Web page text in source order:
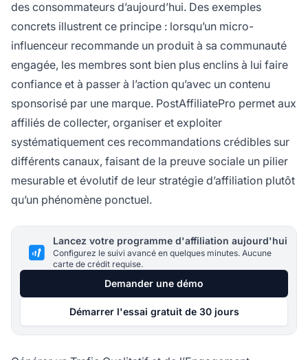
des consommateurs d’aujourd’hui. Des exemples
concrets illustrent ce principe : lorsqu’un micro-
influenceur recommande un produit à sa communauté
engagée, les membres sont bien plus enclins à lui faire
confiance et à passer à l’action qu’avec un contenu
sponsorisé par une marque. PostAffiliatePro permet aux
affiliés de collecter, organiser et exploiter
systématiquement ces recommandations crédibles sur
différents canaux, faisant de la preuve sociale un pilier
mesurable et évolutif de leur stratégie d’affiliation plutôt
qu’un phénomène ponctuel.
Lancez votre programme d'affiliation aujourd'hui
Configurez le suivi avancé en quelques minutes. Aucune
carte de crédit requise.
Demander une démo
Démarrer l'essai gratuit de 30 jours